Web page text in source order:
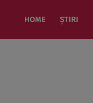
HOME ȘTIRI